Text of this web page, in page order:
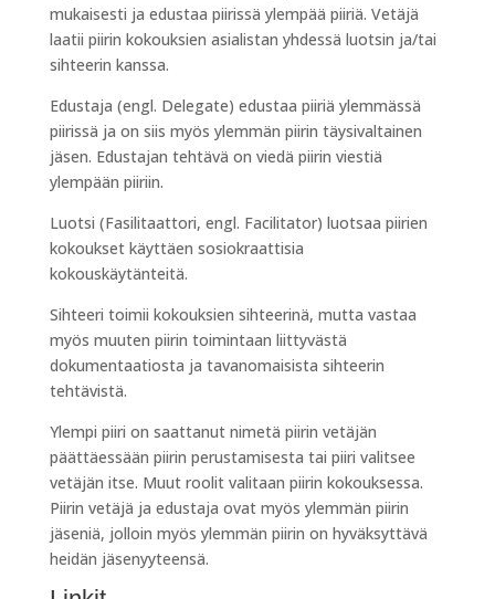
mukaisesti ja edustaa piirissä ylempää piiriä. Vetäjä
laatii piirin kokouksien asialistan yhdessä luotsin ja/tai
sihteerin kanssa.
Edustaja (engl. Delegate) edustaa piiriä ylemmässä
piirissä ja on siis myös ylemmän piirin täysivaltainen
jäsen. Edustajan tehtävä on viedä piirin viestiä
ylempään piiriin.
Luotsi (Fasilitaattori, engl. Facilitator) luotsaa piirien
kokoukset käyttäen sosiokraattisia
kokouskäytänteitä.
Sihteeri toimii kokouksien sihteerinä, mutta vastaa
myös muuten piirin toimintaan liittyvästä
dokumentaatiosta ja tavanomaisista sihteerin
tehtävistä.
Ylempi piiri on saattanut nimetä piirin vetäjän
päättäessään piirin perustamisesta tai piiri valitsee
vetäjän itse. Muut roolit valitaan piirin kokouksessa.
Piirin vetäjä ja edustaja ovat myös ylemmän piirin
jäseniä, jolloin myös ylemmän piirin on hyväksyttävä
heidän jäsenyyteensä.